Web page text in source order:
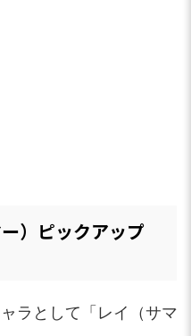
）ピックアップ
ラとして「レイ（サマ